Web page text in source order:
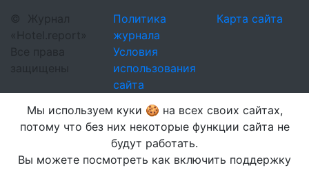
©
Журнал
«Hotel.report»
Все права
защищены
Политика
журнала
Условия
использования
сайта
Карта сайта
Мы используем куки 🍪 на всех своих сайтах,
потому что без них некоторые функции сайта не
будут работать.
Вы можете посмотреть как включить поддержку